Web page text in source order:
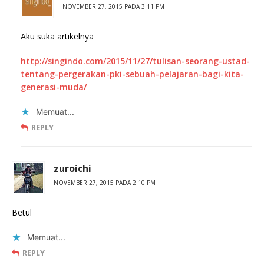
NOVEMBER 27, 2015 PADA 3:11 PM
Aku suka artikelnya
http://singindo.com/2015/11/27/tulisan-seorang-ustad-
tentang-pergerakan-pki-sebuah-pelajaran-bagi-kita-
generasi-muda/
Memuat...
REPLY
zuroichi
NOVEMBER 27, 2015 PADA 2:10 PM
Betul
Memuat...
REPLY